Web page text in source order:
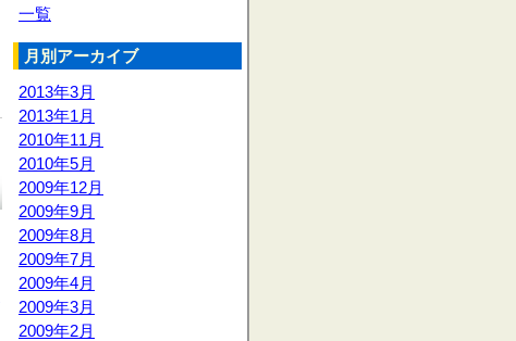
一覧
月別アーカイブ
2013年3月
2013年1月
2010年11月
2010年5月
2009年12月
2009年9月
2009年8月
2009年7月
2009年4月
2009年3月
2009年2月